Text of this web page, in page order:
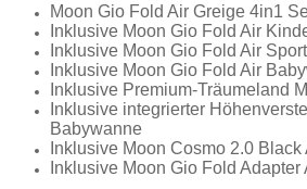
Moon Gio Fold Air Greige 4in1
Inklusive Moon Gio Fold Air
Inklusive Moon Gio Fold Air
Inklusive Moon Gio Fold Air
Inklusive Premium-Träumeland
Inklusive integrierter
Babywanne
Inklusive Moon Cosmo 2.0
Inklusive Moon Gio Fold